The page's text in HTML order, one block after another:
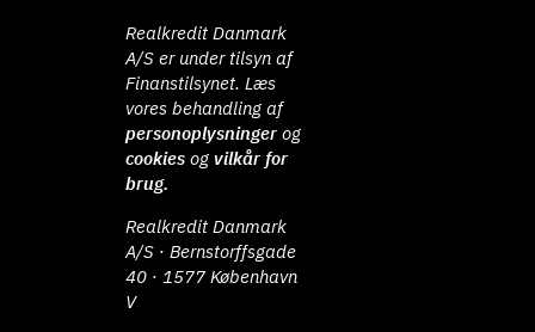
Realkredit Danmark
A/S er under tilsyn af
Finanstilsynet. Læs
vores behandling af
personoplysninger og
cookies ogvilkår for
brug.
Realkredit Danmark
A/S · Bernstorffsgade
40 · 1577 København
V